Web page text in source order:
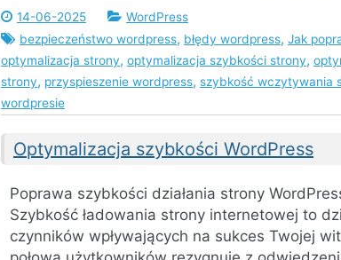
14-06-2025
WordPress
bezpieczeństwo wordpress, błędy wordpress, Jak
optymalizacja strony, optymalizacja szybkości strony,
strony, przyspieszenie wordpress, szybkość wczytywania
wordpresie
Optymalizacja szybkości WordPress
Poprawa szybkości działania strony
Szybkość ładowania strony internetowej to
czynników wpływających na sukces Twojej